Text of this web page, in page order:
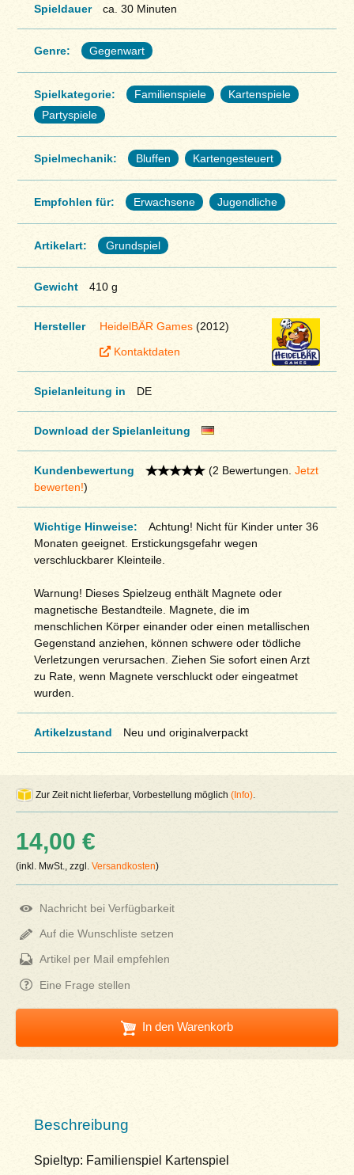
Spieldauer ca. 30 Minuten
Genre: Gegenwart
Spielkategorie: Familienspiele
Kartenspiele
Partyspiele
Spielmechanik: Bluffen Kartengesteuert
Empfohlen für: Erwachsene Jugendliche
Artikelart: Grundspiel
Gewicht 410 g
Hersteller HeidelBÄR Games(2012)
Kontaktdaten
Spielanleitung in DE
Download der Spielanleitung
Kundenbewertung (2 Bewertungen. Jetzt
bewerten!)
Wichtige Hinweise:
Achtung! Nicht für Kinder unter 36
Monaten geeignet. Erstickungsgefahr wegen
verschluckbarer Kleinteile.
Warnung! Dieses Spielzeug enthält Magnete oder
magnetische Bestandteile. Magnete, die im
menschlichen Körper einander oder einen metallischen
Gegenstand anziehen, können schwere oder tödliche
Verletzungen verursachen. Ziehen Sie sofort einen Arzt
zu Rate, wenn Magnete verschluckt oder eingeatmet
wurden.
Artikelzustand Neu und originalverpackt
Zur Zeit nicht lieferbar, Vorbestellung möglich(Info)
14,00 €
(inkl. MwSt., zzgl.Versandkosten)
Nachricht bei Verfügbarkeit
Auf die Wunschliste setzen
Artikel per Mail empfehlen
Eine Frage stellen
In den Warenkorb
Beschreibung
Spieltyp: Familienspiel Kartenspiel